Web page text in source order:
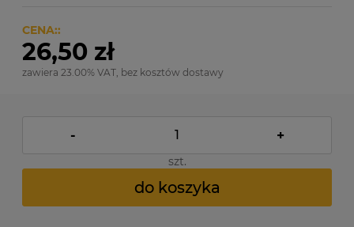
CENA::
26,50 zł
zawiera 23.00% VAT, bez kosztów dostawy
- +
szt.
do koszyka